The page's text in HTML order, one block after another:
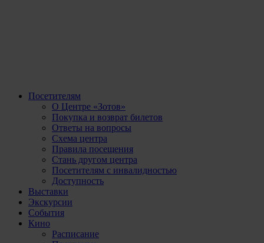
Посетителям
О Центре «Зотов»
Покупка и возврат билетов
Ответы на вопросы
Схема центра
Правила посещения
Стань другом центра
Посетителям с инвалидностью
Доступность
Выставки
Экскурсии
События
Кино
Расписание